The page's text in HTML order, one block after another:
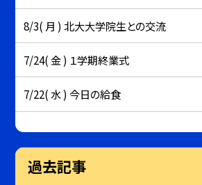
8/3( 月 ) 北大大学院生との交流
7/24( 金 ) １学期終業式
7/22( 水 ) 今日の給食
過去記事